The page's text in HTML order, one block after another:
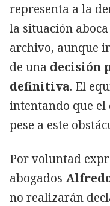
representa a la
la situación
archivo, aunque
de una decisión
definitiva. El
intentando que el
pese a este
Por voluntad
abogados
no realizarán